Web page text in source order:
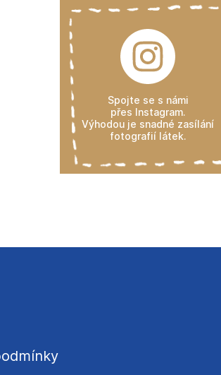
Spojte se s námi
přes Instagram.
Výhodou je snadné zasílání
fotografií látek.